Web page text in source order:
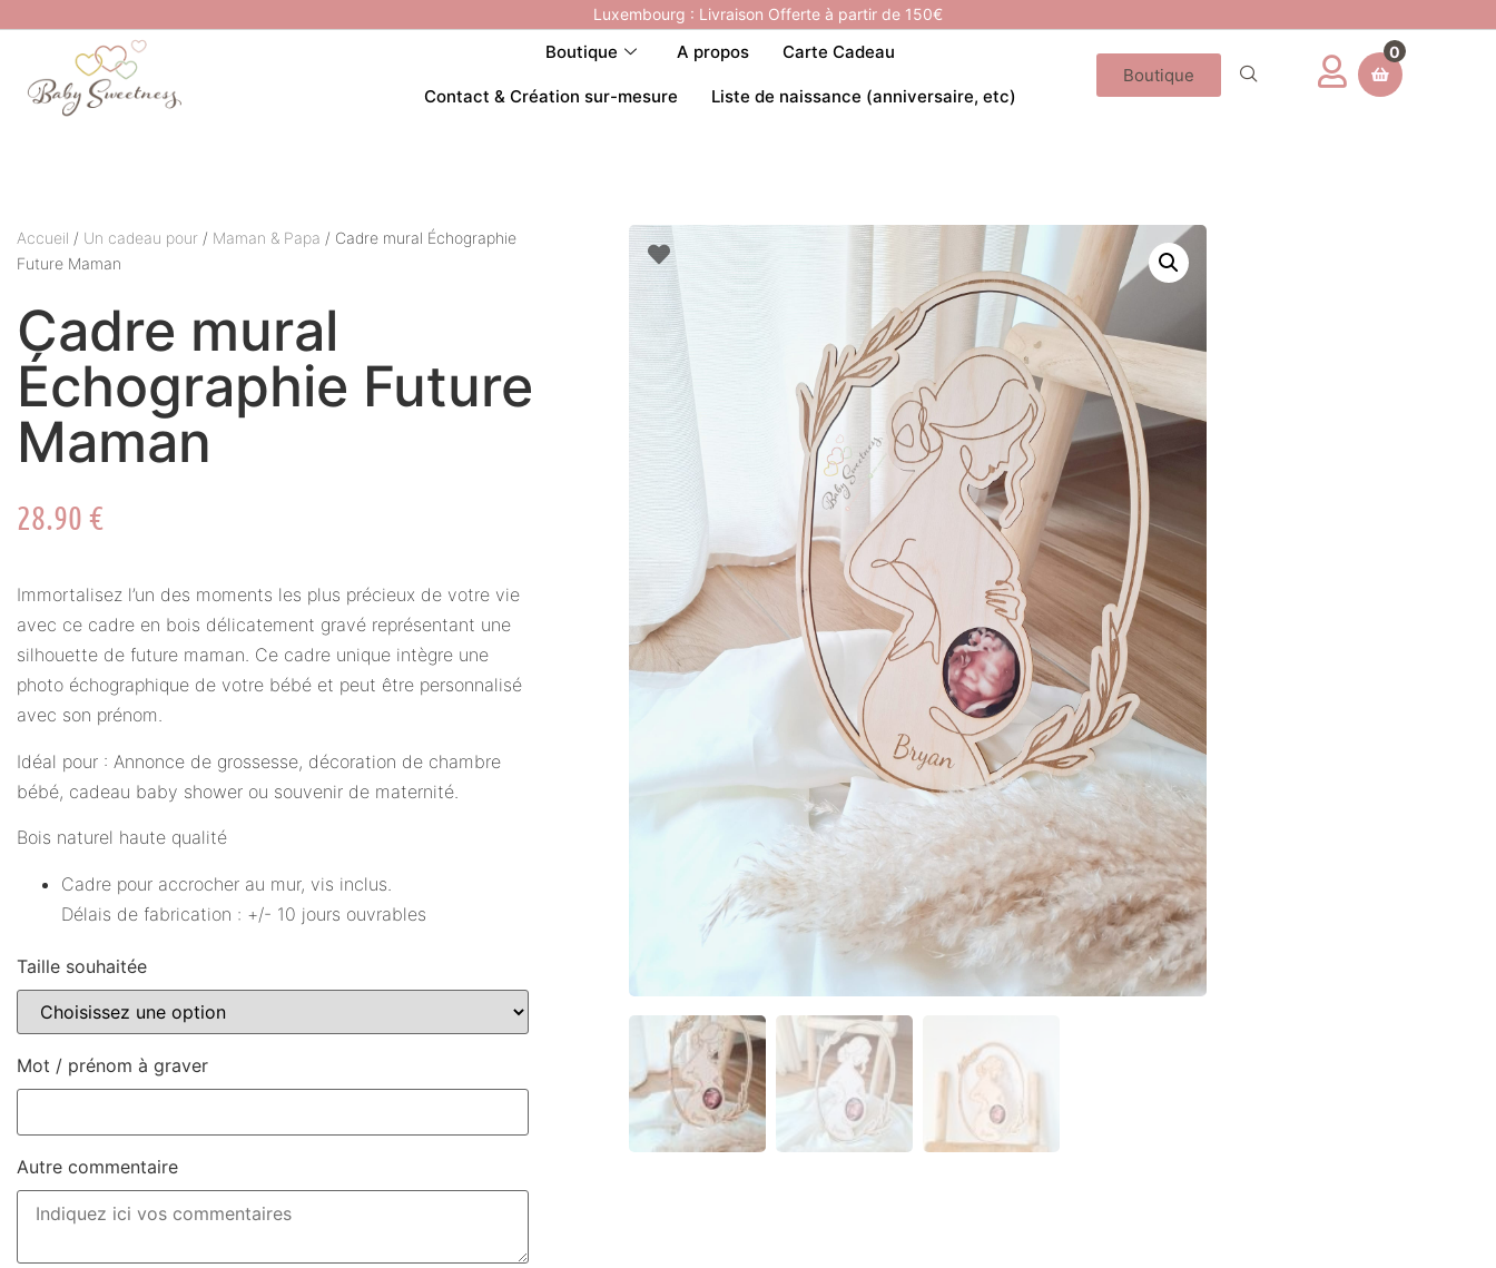
Luxembourg : Livraison Offerte à partir de 150€
Boutique A propos Carte Cadeau
Contact & Création sur-mesure Liste de naissance (anniversaire, etc)
Boutique
0
Accueil / Un cadeau pour / Maman & Papa / Cadre mural Échographie
Future Maman
Cadre mural
Échographie Future
Maman
28.90 €
Immortalisez l’un des moments les plus précieux de votre vie
avec ce cadre en bois délicatement gravé représentant une
silhouette de future maman. Ce cadre unique intègre une
photo échographique de votre bébé et peut être personnalisé
avec son prénom.
Idéal pour : Annonce de grossesse, décoration de chambre
bébé, cadeau baby shower ou souvenir de maternité.
Bois naturel haute qualité
Cadre pour accrocher au mur, vis inclus.
Délais de fabrication : +/- 10 jours ouvrables
Taille souhaitée
Mot / prénom à graver
Autre commentaire